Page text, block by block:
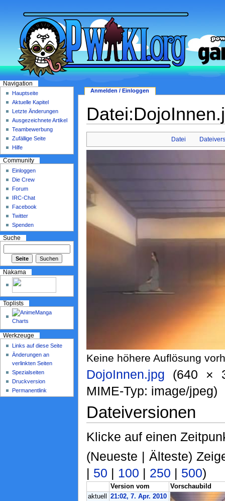
Datei
Keine höhere Auflösung
DojoInnen.jpg
(640 ×
MIME-Typ: image/jpeg)
Dateiversionen
Klicke auf einen
(Neueste | Älteste)
| 50 | 100 | 250 | 500)
Version vom
Vorschaubild
aktuell
21:02, 7. Apr. 2010
Anmelden / Einloggen
Navigation
Hauptseite
Aktuelle Kapitel
Letzte Änderungen
Ausgezeichnete Artikel
Teambewerbung
Zufällige Seite
Hilfe
Community
Einloggen
Die Crew
Forum
IRC-Chat
Facebook
Twitter
Spenden
Suche
Nakama
Toplists
Werkzeuge
Links auf diese Seite
Änderungen an
verlinkten Seiten
Spezialseiten
Druckversion
Permanentlink